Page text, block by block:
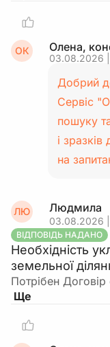
ОК Олена,
03.08.2026
Добрий
Сервіс
пошуку
і
на
ЛЮ Людмила
03.08.2026
ВІДПОВІДЬ НАДАНО
Необхідність
земельної
Потрібен